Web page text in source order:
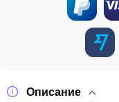
Описание